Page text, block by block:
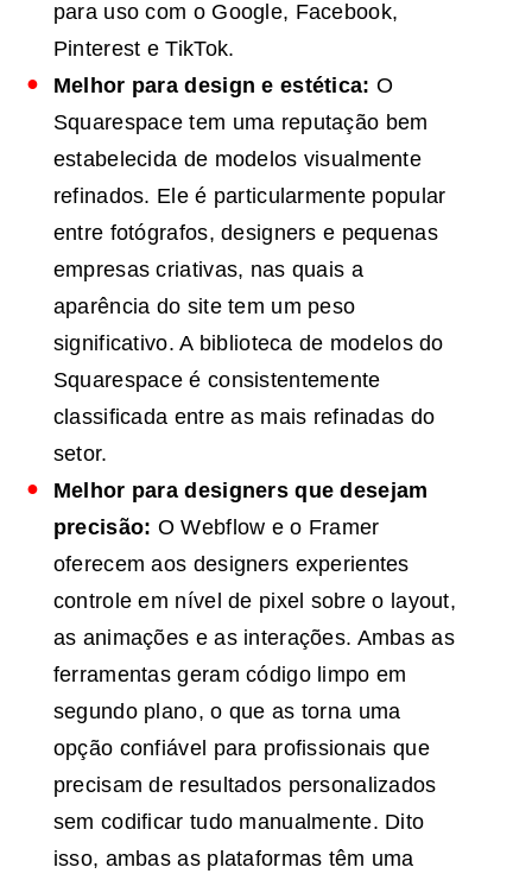
para uso com o Google, Facebook,
Pinterest e TikTok.
Melhor para design e estética: O
Squarespace tem uma reputação bem
estabelecida de modelos visualmente
refinados. Ele é particularmente popular
entre fotógrafos, designers e pequenas
empresas criativas, nas quais a
aparência do site tem um peso
significativo. A biblioteca de modelos do
Squarespace é consistentemente
classificada entre as mais refinadas do
setor.
Melhor para designers que desejam
precisão: O Webflow e o Framer
oferecem aos designers experientes
controle em nível de pixel sobre o layout,
as animações e as interações. Ambas as
ferramentas geram código limpo em
segundo plano, o que as torna uma
opção confiável para profissionais que
precisam de resultados personalizados
sem codificar tudo manualmente. Dito
isso, ambas as plataformas têm uma